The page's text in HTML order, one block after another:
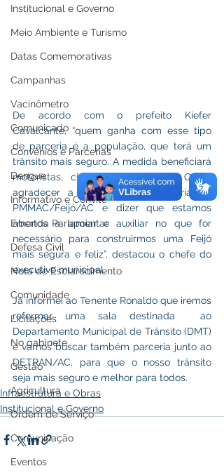
Institucional e Governo
Meio Ambiente e Turismo
Datas Comemorativas
Campanhas
Vacinômetro
Comunicado
Convênios e Parcerias
Dengue
Informativo e Convite
Emenda Parlamentar
Defesa Civil
Nota de Esclarecimento
Comunidade
Licitações
No gabinete
Gestão
Agricultura
Ordem de Serviço
Comunicação
Eventos
De acordo com o prefeito Kiefer
Cavalcante, “quem ganha com esse tipo
de parceria é a população, que terá um
trânsito mais seguro. A medida beneficiará
motoristas, ciclistas e pedestres. Quero
agradecer a iniciativa e a parceria da
PMMAC/Feijó/AC e dizer que estamos
abertos a apoiar e auxiliar no que for
necessário para construirmos uma Feijó
mais segura e feliz”, destacou o chefe do
executivo municipal.
Já informei ao Tenente Ronaldo que iremos
reformar uma sala destinada  ao
Departamento Municipal de Trânsito (DMT)
e vamos buscar também parceria junto ao
DETRAN/AC, para que o nosso trânsito
seja mais seguro e melhor para todos.
Infraestrutura e Obras
Institucional e Governo